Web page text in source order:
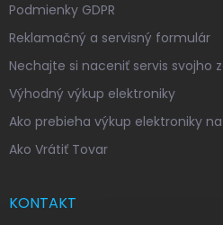
Podmienky GDPR
Reklamačný a servisný formulár
Nechajte si naceniť servis svojho
Výhodný výkup elektroniky
Ako prebieha výkup elektroniky
Ako Vrátiť Tovar
KONTAKT